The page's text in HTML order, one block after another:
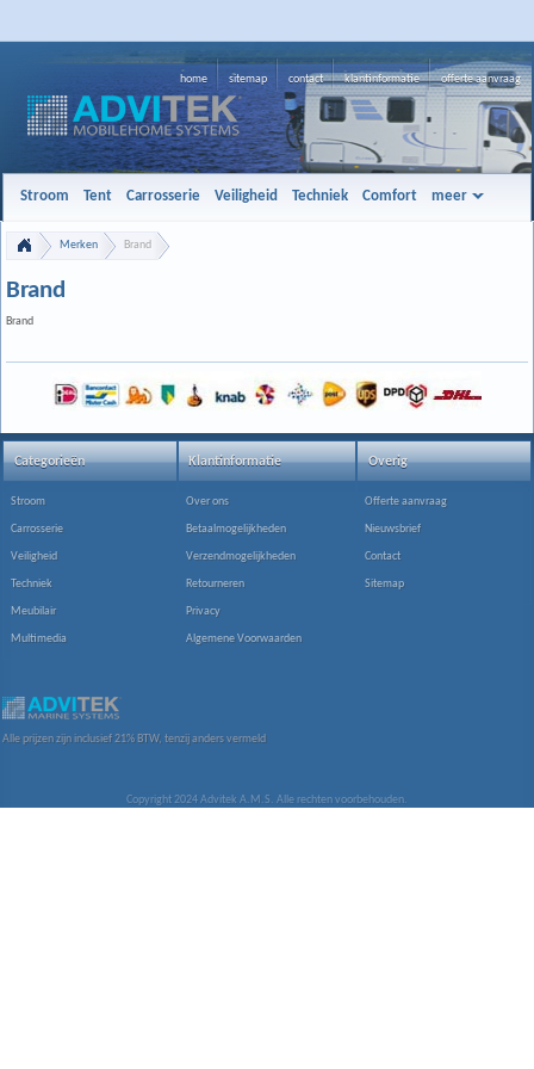
home sitemap contact klantinformatie offerte aanvraag
Stroom Tent Carrosserie Veiligheid Techniek Comfort meer
Merken Brand
Brand
Brand
Categorieën
Stroom
Carrosserie
Veiligheid
Techniek
Meubilair
Multimedia
Klantinformatie
Over ons
Betaalmogelijkheden
Verzendmogelijkheden
Retourneren
Privacy
Algemene Voorwaarden
Overig
Offerte aanvraag
Nieuwsbrief
Contact
Sitemap
Alle prijzen zijn inclusief 21% BTW, tenzij anders vermeld
Copyright 2024 Advitek A.M.S. Alle rechten voorbehouden.